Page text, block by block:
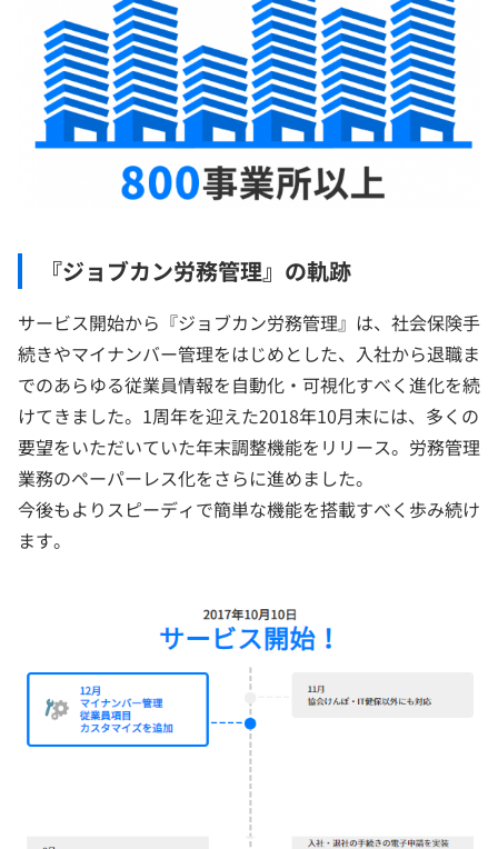
『ジョブカン労務管理』の軌跡
サービス開始から『ジョブカン労務管理』は、社会保険手
続きやマイナンバー管理をはじめとした、入社から退職ま
でのあらゆる従業員情報を自動化・可視化すべく進化を続
けてきました。1周年を迎えた2018年10月末には、多くの
要望をいただいていた年末調整機能をリリース。労務管理
業務のペーパーレス化をさらに進めました。
今後もよりスピーディで簡単な機能を搭載すべく歩み続け
ます。